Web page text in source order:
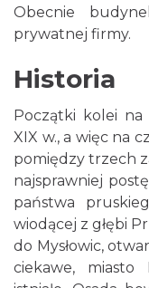
Obecnie
prywatnej firmy.
Historia
Początki kolei
XIX w., a więc na
pomiędzy trzech
najsprawniej
państwa
wiodącej z głębi
do Mysłowic,
ciekawe, miasto